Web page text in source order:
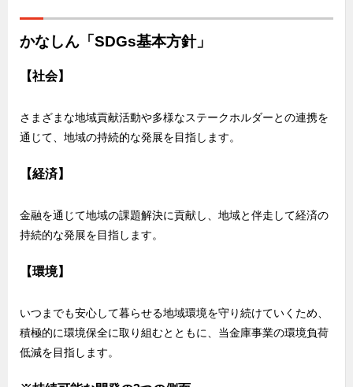
かなしん「SDGs基本方針」
【社会】
さまざまな地域貢献活動や多様なステークホルダーとの連携を
通じて、地域の持続的な発展を目指します。
【経済】
金融を通じて地域の課題解決に貢献し、地域と伴走して経済の
持続的な発展を目指します。
【環境】
いつまでも安心して暮らせる地域環境を守り続けていくため、
積極的に環境保全に取り組むとともに、当金庫事業の環境負荷
低減を目指します。